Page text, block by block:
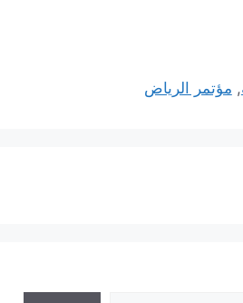
, مؤتمر الرياض